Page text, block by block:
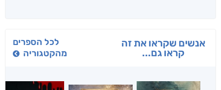
אנשים שקראו את זה
קראו גם...
לכל הספרים
מהקטגוריה